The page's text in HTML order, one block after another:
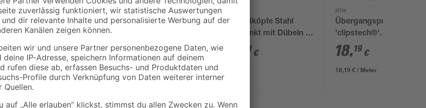
alfer
Übergangsprofil
'clipstech®'
Aluminium silber 1000
x 33 mm
9,99€
9,99 € / Meter
alfer
Übergangsprofil
1000 x 46 mm
9,99€
9,99 € / Meter
Rundköpfe Stahl
verzinkt mit Dübeln 3
x 30 mm 10 Stück
99 €
alfer
Übergangsprofil
'clipstech®'
Aluminium grau 1000
x 33 mm
18,19 €
18,19 € / Meter